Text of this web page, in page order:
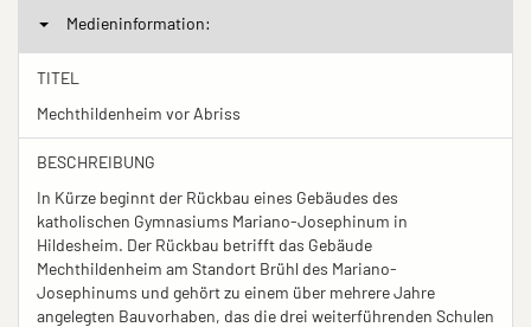
Medieninformation:
TITEL
Mechthildenheim vor Abriss
BESCHREIBUNG
In Kürze beginnt der Rückbau eines Gebäudes des
katholischen Gymnasiums Mariano-Josephinum in
Hildesheim. Der Rückbau betrifft das Gebäude
Mechthildenheim am Standort Brühl des Mariano-
Josephinums und gehört zu einem über mehrere Jahre
angelegten Bauvorhaben, das die drei weiterführenden Schulen